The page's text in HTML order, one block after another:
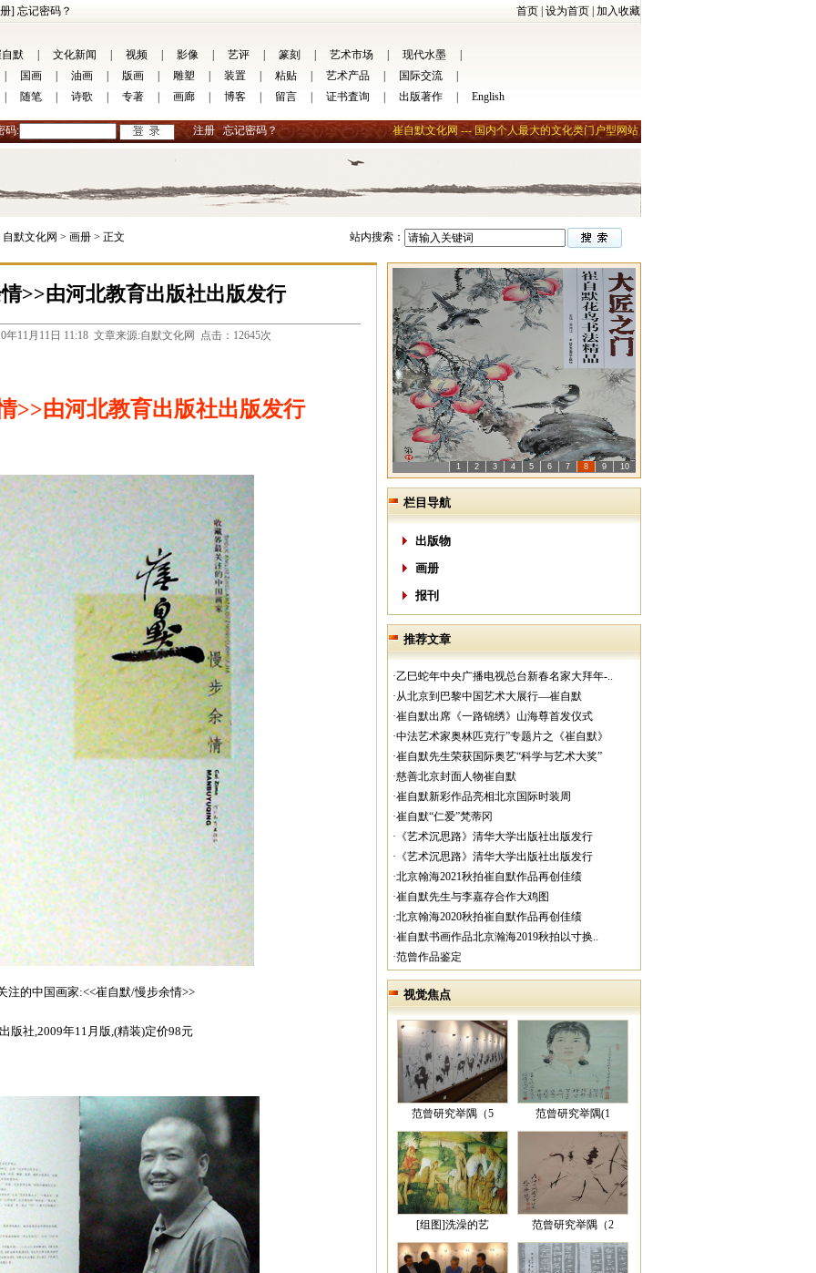
] 忘记密码？ 首页 设为首页 加入收藏
默 文化新闻 视频 影像 艺评 篆刻 艺术市场 现代水墨
国画 油画 版画 雕塑 装置 粘贴 艺术产品 国际交流
随笔 诗歌 专著 画廊 博客 留言 证书査询 出版著作 English
码: 注册 忘记密码？ 崔自默文化网 --- 国内个人最大的文化类门户型网站
自默文化网 > 画册 > 正文 站内搜索：
>>由河北教育出版社出版发行
年11月11日 11:18 文章来源:自默文化网 点击：12645次
>>由河北教育出版社出版发行
注的中国画家:<<崔自默/慢步余情>>
版社,2009年11月版,(精装)定价98元
1 2 3 4 5 6 7 8 9 10
栏目导航
出版物
画册
报刊
推荐文章
·乙巳蛇年中央广播电视总台新春名家大拜年-..
·从北京到巴黎中国艺术大展行—崔自默
·崔自默出席《一路锦绣》山海尊首发仪式
·中法艺术家奥林匹克行”专题片之《崔自默》
·崔自默先生荣获国际奥艺“科学与艺术大奖”
·慈善北京封面人物崔自默
·崔自默新彩作品亮相北京国际时装周
·崔自默“仁爱”梵蒂冈
·《艺术沉思路》清华大学出版社出版发行
·《艺术沉思路》清华大学出版社出版发行
·北京翰海2021秋拍崔自默作品再创佳绩
·崔自默先生与李嘉存合作大鸡图
·北京翰海2020秋拍崔自默作品再创佳绩
·崔自默书画作品北京瀚海2019秋拍以寸换..
·范曾作品鉴定
视觉焦点
范曾研究举隅（5 范曾研究举隅(1
[组图]洗澡的艺 范曾研究举隅（2